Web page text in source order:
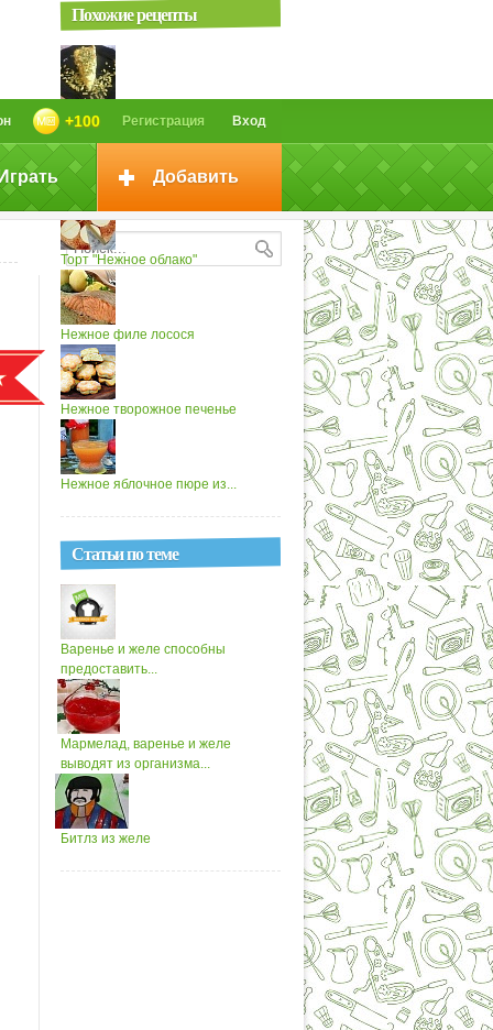
Вход
Регистрация
+100
Добавить
Похожие рецепты
Филе лосося нежное
Торт "Нежное облако"
Нежное филе лосося
Нежное творожное печенье
Нежное яблочное пюре из...
Статьи по теме
Варенье и желе способны
предоставить...
Мармелад, варенье и желе
выводят из организма...
Битлз из желе